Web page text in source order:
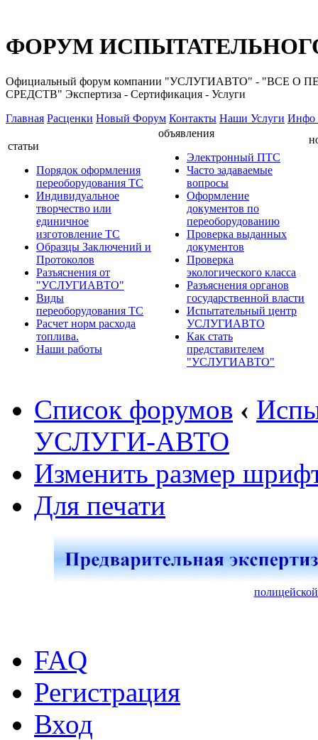
ФОРУМ
Официальный форум компании "УСЛУГИАВТО" -
СРЕДСТВ" Экспертиза - Сертификация - Услуги
Главная Расценки Новый Форум Контакты Наши Услуги Инфо
статьи
Порядок оформления
переоборудования ТС
Индивидуальное
творчество или
единичное
изготовление ТС
Образцы Заключений и
Протоколов
Разъяснения от
"УСЛУГИАВТО"
Виды
переоборудования ТС
Расчет норм расхода
топлива.
Наши работы
объявления
Электронный ПТС
Часто задаваемые
вопросы
Оформление
документов по
переоборудованию
Проверка выданных
документов
Проверка
экологического класса
Разъяснения органов
государственной власти
Испытательный центр
УСЛУГИАВТО
Как стать
представителем
"УСЛУГИАВТО"
Список форумов ‹
УСЛУГИ-АВТО
Изменить размер
Для печати
FAQ
Регистрация
Вход